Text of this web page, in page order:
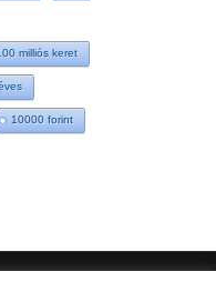
milliós keret
10000 forint